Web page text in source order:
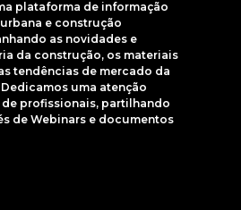
plataforma de informação
e construção
as novidades e
da construção, os materiais
tendências de mercado da
uma atenção
profissionais, partilhando
de Webinars e documentos